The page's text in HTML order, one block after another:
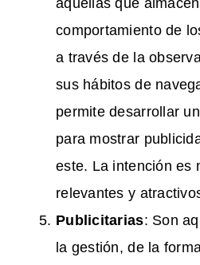
aquellas que
comportamiento de
a través de la
sus hábitos de
permite desarrollar
para mostrar
este. La intención es
relevantes y
Publicitarias: Son
la gestión, de la